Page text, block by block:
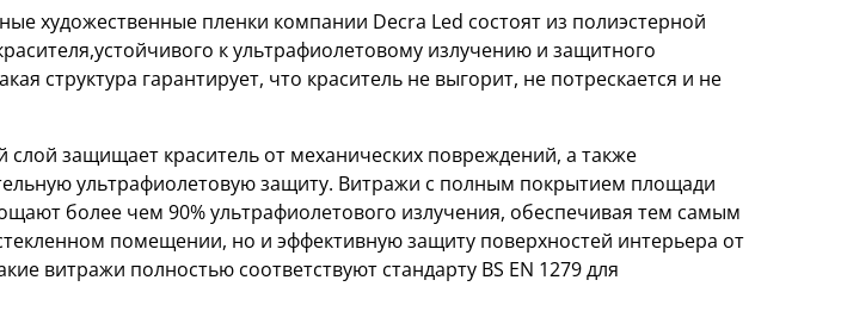
художественные пленки компании Decra Led состоят из полиэстерной
к ультрафиолетовому излучению и защитного
структура гарантирует, что краситель не выгорит, не потрескается и не
защищает краситель от механических повреждений, а также
ультрафиолетовую защиту. Витражи с полным покрытием площади
более чем 90% ультрафиолетового излучения, обеспечивая тем самым
помещении, но и эффективную защиту поверхностей интерьера от
витражи полностью соответствуют стандарту BS EN 1279 для